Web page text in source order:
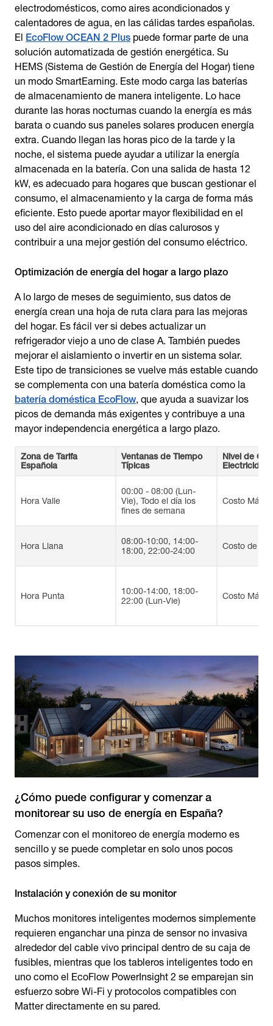
electrodomésticos, como aires acondicionados y
calentadores de agua, en las cálidas tardes españolas.
El EcoFlow OCEAN 2 Plus puede formar parte de una
solución automatizada de gestión energética. Su
HEMS (Sistema de Gestión de Energía del Hogar) tiene
un modo SmartEarning. Este modo carga las baterías
de almacenamiento de manera inteligente. Lo hace
durante las horas nocturnas cuando la energía es más
barata o cuando sus paneles solares producen energía
extra. Cuando llegan las horas pico de la tarde y la
noche, el sistema puede ayudar a utilizar la energía
almacenada en la batería. Con una salida de hasta 12
kW, es adecuado para hogares que buscan gestionar el
consumo, el almacenamiento y la carga de forma más
eficiente. Esto puede aportar mayor flexibilidad en el
uso del aire acondicionado en días calurosos y
contribuir a una mejor gestión del consumo eléctrico.
Optimización de energía del hogar a largo plazo
A lo largo de meses de seguimiento, sus datos de
energía crean una hoja de ruta clara para las mejoras
del hogar. Es fácil ver si debes actualizar un
refrigerador viejo a uno de clase A. También puedes
mejorar el aislamiento o invertir en un sistema solar.
Este tipo de transiciones se vuelve más estable cuando
se complementa con una batería doméstica como la
batería doméstica EcoFlow, que ayuda a suavizar los
picos de demanda más exigentes y contribuye a una
mayor independencia energética a largo plazo.
Zona de Tarifa
Española
Ventanas de Tiempo
Típicas
Nivel de
Electricidad
Hora Valle
00:00 - 08:00 (Lun-
Vie), Todo el día los
fines de semana
Costo Más
Hora Llana
08:00-10:00, 14:00-
18:00, 22:00-24:00
Costo de
Hora Punta
10:00-14:00, 18:00-
22:00 (Lun-Vie)
Costo Más
¿Cómo puede configurar y comenzar a
monitorear su uso de energía en España?
Comenzar con el monitoreo de energía moderno es
sencillo y se puede completar en solo unos pocos
pasos simples.
Instalación y conexión de su monitor
Muchos monitores inteligentes modernos simplemente
requieren enganchar una pinza de sensor no invasiva
alrededor del cable vivo principal dentro de su caja de
fusibles, mientras que los tableros inteligentes todo en
uno como el EcoFlow PowerInsight 2 se emparejan sin
esfuerzo sobre Wi-Fi y protocolos compatibles con
Matter directamente en su pared.